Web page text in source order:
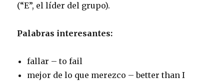
(“E”, el líder del grupo).
Palabras interesantes:
fallar – to fail
mejor de lo que merezco – better than I